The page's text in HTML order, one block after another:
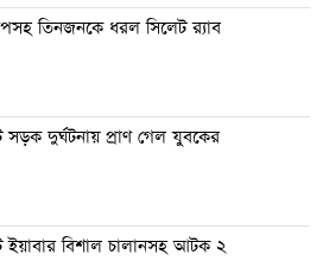
তিনজনকে ধরল সিলেট র‌্যাব
সড়ক দুর্ঘটনায় প্রাণ গেল যুবকের
ইয়াবার বিশাল চালানসহ আটক ২